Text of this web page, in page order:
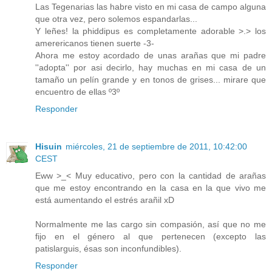
Las Tegenarias las habre visto en mi casa de campo alguna
que otra vez, pero solemos espandarlas...
Y leñes! la phiddipus es completamente adorable >.> los
amerericanos tienen suerte -3-
Ahora me estoy acordado de unas arañas que mi padre
''adopta'' por asi decirlo, hay muchas en mi casa de un
tamaño un pelín grande y en tonos de grises... mirare que
encuentro de ellas º3º
Responder
Hisuin miércoles, 21 de septiembre de 2011, 10:42:00
CEST
Eww >_< Muy educativo, pero con la cantidad de arañas
que me estoy encontrando en la casa en la que vivo me
está aumentando el estrés arañil xD
Normalmente me las cargo sin compasión, así que no me
fijo en el género al que pertenecen (excepto las
patislarguis, ésas son inconfundibles).
Responder